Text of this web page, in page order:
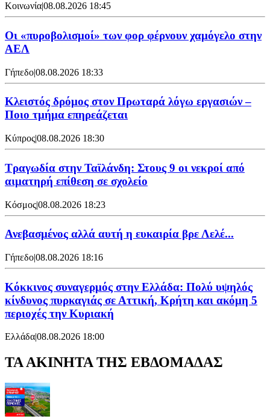
Κοινωνία|08.08.2026 18:45
Οι «πυροβολισμοί» των φορ φέρνουν χαμόγελο στην
ΑΕΛ
Γήπεδο|08.08.2026 18:33
Κλειστός δρόμος στον Πρωταρά λόγω εργασιών –
Ποιο τμήμα επηρεάζεται
Κύπρος|08.08.2026 18:30
Τραγωδία στην Ταϊλάνδη: Στους 9 οι νεκροί από
αιματηρή επίθεση σε σχολείο
Κόσμος|08.08.2026 18:23
Ανεβασμένος αλλά αυτή η ευκαιρία βρε Λελέ...
Γήπεδο|08.08.2026 18:16
Κόκκινος συναγερμός στην Ελλάδα: Πολύ υψηλός
κίνδυνος πυρκαγιάς σε Αττική, Κρήτη και ακόμη 5
περιοχές την Κυριακή
Ελλάδα|08.08.2026 18:00
ΤΑ ΑΚΙΝΗΤΑ ΤΗΣ ΕΒΔΟΜΑΔΑΣ